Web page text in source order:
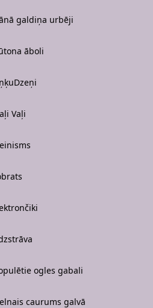
galdiņa urbēji
āboli
Vaļi
ogles gabali
caurums galvā